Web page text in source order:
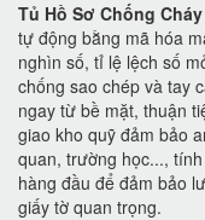
Tủ Hồ Sơ Chống Cháy
tự động bằng mã hóa
nghìn số, tỉ lệ lệch số
chống sao chép và tay
ngay từ bề mặt, thuận
giao kho quỹ đảm bảo
quan, trường học...,
hàng đầu để đảm bảo
giấy tờ quan trọng.